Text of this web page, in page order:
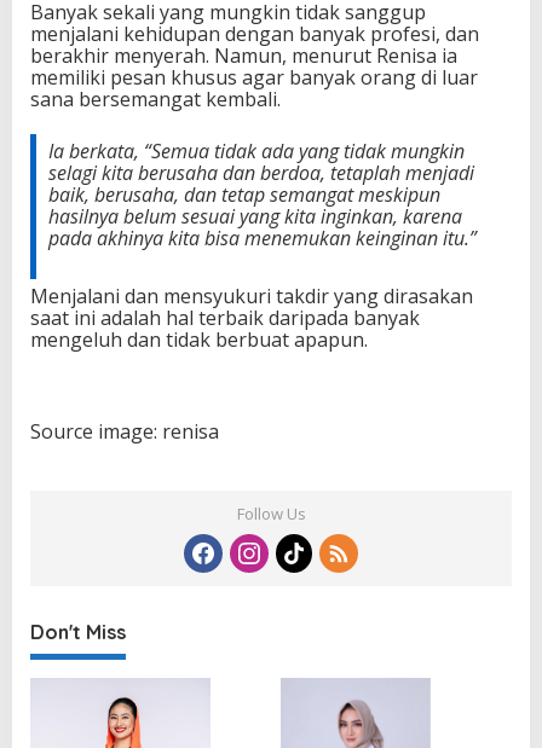
Banyak sekali yang mungkin tidak sanggup
menjalani kehidupan dengan banyak profesi, dan
berakhir menyerah. Namun, menurut Renisa ia
memiliki pesan khusus agar banyak orang di luar
sana bersemangat kembali.
Ia berkata, “Semua tidak ada yang tidak mungkin
selagi kita berusaha dan berdoa, tetaplah menjadi
baik, berusaha, dan tetap semangat meskipun
hasilnya belum sesuai yang kita inginkan, karena
pada akhinya kita bisa menemukan keinginan itu.”
Menjalani dan mensyukuri takdir yang dirasakan
saat ini adalah hal terbaik daripada banyak
mengeluh dan tidak berbuat apapun.
Source image: renisa
Follow Us
Don't Miss